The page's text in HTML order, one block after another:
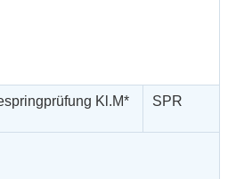
Kl.M*
SPR